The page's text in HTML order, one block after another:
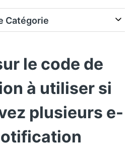
Catégorie
le code de
à utiliser si
plusieurs e-